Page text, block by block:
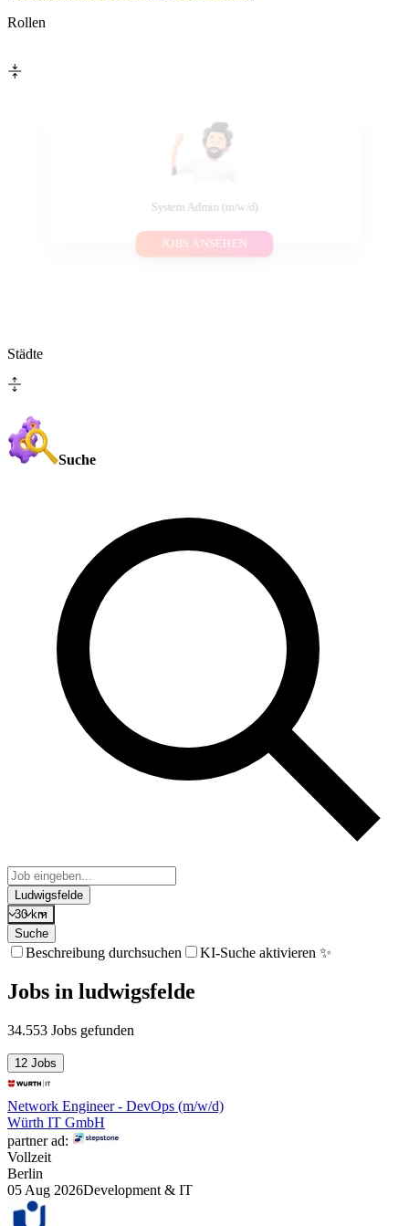
Rollen
System Admin (m/w/d)
JOBS ANSEHEN
Städte
Suche
Ludwigsfelde
30 km
Suche
Beschreibung durchsuchen KI-Suche aktivieren ✨
Jobs in ludwigsfelde
34.553 Jobs gefunden
12 Jobs
Network Engineer - DevOps (m/w/d)
Würth IT GmbH
partner ad:
Vollzeit
Berlin
05 Aug 2026Development & IT